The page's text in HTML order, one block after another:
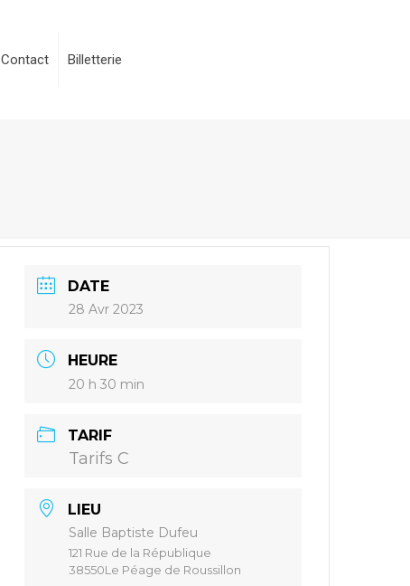
Contact Billetterie
DATE
28 Avr 2023
HEURE
20 h 30 min
TARIF
Tarifs C
LIEU
Salle Baptiste Dufeu
121 Rue de la République
38550Le Péage de Roussillon